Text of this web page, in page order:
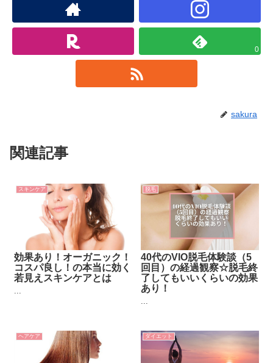
0
sakura
関連記事
スキンケア
効果あり！オーガニック！
コスパ良し！の本当に効く
若見えスキンケアとは
...
脱毛
40代のVIO脱毛体験談（5
回目）の経過観察☆脱毛終
了してもいいくらいの効果
あり！
...
ヘアケア ダイエット